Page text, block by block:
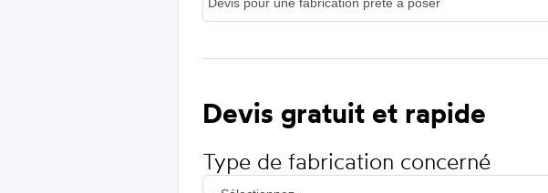
Devis gratuit et rapide
Type de fabrication concerné